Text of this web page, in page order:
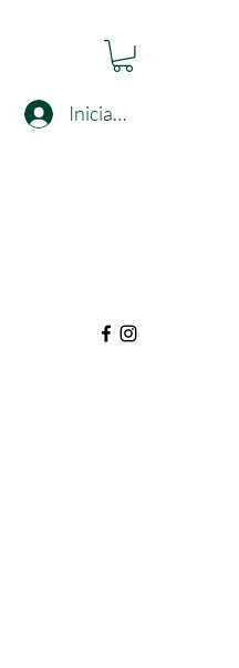
Iniciar sesión